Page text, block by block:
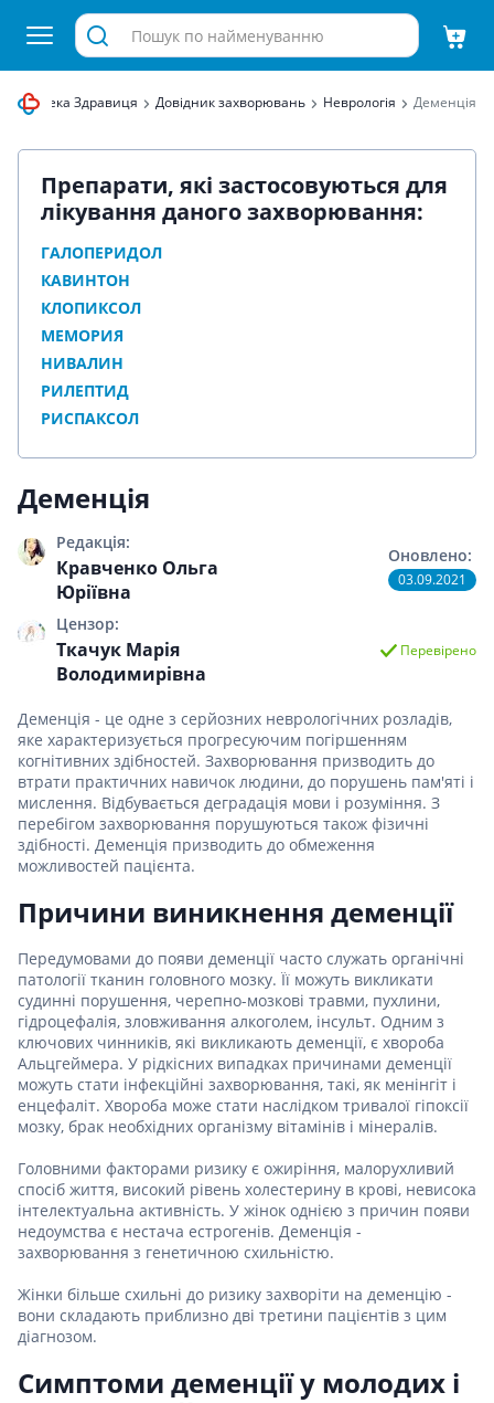
аптека Здравиця Довідник захворювань Неврологія Деменція
Препарати, які застосовуються для
лікування даного захворювання:
ГАЛОПЕРИДОЛ
КАВИНТОН
КЛОПИКСОЛ
МЕМОРИЯ
НИВАЛИН
РИЛЕПТИД
РИСПАКСОЛ
Деменція
Редакція:
Кравченко Ольга
Юріївна
Цензор:
Ткачук Марія
Володимирівна
Оновлено:
03.09.2021
Перевірено
Деменція - це одне з серйозних неврологічних розладів,
яке характеризується прогресуючим погіршенням
когнітивних здібностей. Захворювання призводить до
втрати практичних навичок людини, до порушень пам'яті і
мислення. Відбувається деградація мови і розуміння. З
перебігом захворювання порушуються також фізичні
здібності. Деменція призводить до обмеження
можливостей пацієнта.
Причини виникнення деменції
Передумовами до появи деменції часто служать органічні
патології тканин головного мозку. Її можуть викликати
судинні порушення, черепно-мозкові травми, пухлини,
гідроцефалія, зловживання алкоголем, інсульт. Одним з
ключових чинників, які викликають деменції, є хвороба
Альцгеймера. У рідкісних випадках причинами деменції
можуть стати інфекційні захворювання, такі, як менінгіт і
енцефаліт. Хвороба може стати наслідком тривалої гіпоксії
мозку, брак необхідних організму вітамінів і мінералів.
Головними факторами ризику є ожиріння, малорухливий
спосіб життя, високий рівень холестерину в крові, невисока
інтелектуальна активність. У жінок однією з причин появи
недоумства є нестача естрогенів. Деменція -
захворювання з генетичною схильністю.
Жінки більше схильні до ризику захворіти на деменцію -
вони складають приблизно дві третини пацієнтів з цим
діагнозом.
Симптоми деменції у молодих і